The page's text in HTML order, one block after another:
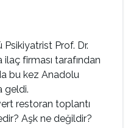
Prof. Dr.
firması tarafından
bu kez Anadolu
geldi.
restoran toplantı
Aşk ne değildir?